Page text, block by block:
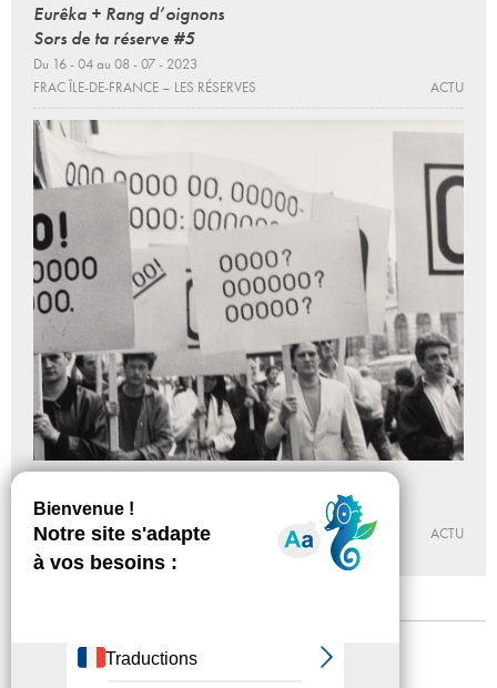
Eurêka + Rang d’oignons
Sors de ta réserve #5
Du 16 - 04 au 08 - 07 - 2023
FRAC ÎLE-DE-FRANCE – LES RÉSERVES
ACTU
Du 06 - 04 au 17 - 07 - 2022
MABA
ACTU